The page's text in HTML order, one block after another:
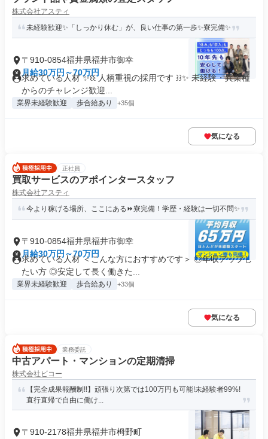
株式会社アスティ
未経験歓迎✨「しっかり休む」が、良い仕事の第一歩✨寮完備✨
〒910-0854福井県福井市御幸
月給30万円～70万円
求めている人材 ✨꒰꒰ 人柄重視の採用です ꒱꒱✨ 未経験・異業種
からのチャレンジ歓迎...
業界未経験歓迎 歩合給あり +35個
気になる
正社員
買取サービスのアポインタースタッフ
株式会社アスティ
今より稼げる場所、ここにある⏩寮完備！学歴・経験は一切不問✨
〒910-0854福井県福井市御幸
月給30万円～70万円
求めている人材 ＜こんな方におすすめです＞ ◎年収アップし
たい方 ◎安定して長く働きた...
業界未経験歓迎 歩合給あり +33個
気になる
業務委託
中古アパート・マンションの定期清掃
株式会社ビコー
【完全成果報酬制!!】頑張り次第では100万円も可能!未経験者99%!
直行直帰で自由に働け...
〒910-2178福井県福井市栂野町